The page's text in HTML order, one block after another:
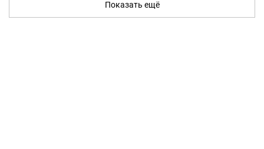
Показать ещё